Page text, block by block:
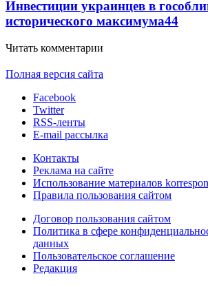
Инвестиции украинцев в
исторического максимума44
Читать комментарии
Полная версия сайта
Facebook
Twitter
RSS-ленты
E-mail рассылка
Контакты
Реклама на сайте
Использование материалов
Правила пользования сайтом
Договор пользования сайтом
Политика в сфере
данных
Пользовательское соглашение
Редакция